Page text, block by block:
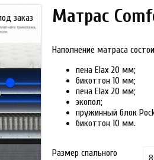
заказ Матрас
Наполнение матраса
пена Elax 20 мм;
бикоттон 10 мм;
пена Elax 20 мм;
экопол;
пружинный блок
бикоттон 10 мм.
Размер спального